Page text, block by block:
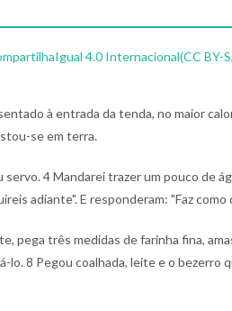
4.0 Internacional(CC BY-
à entrada da tenda, no maior
se em terra.
servo.4 Mandarei trazer um pouco de
adiante". E responderam: "Faz como
pega três medidas de farinha fina,
lo.8 Pegou coalhada, leite e o bezerro